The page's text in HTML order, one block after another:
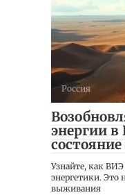
Россия
энергии в
Узнайте, как
энергетики. Это
выживания